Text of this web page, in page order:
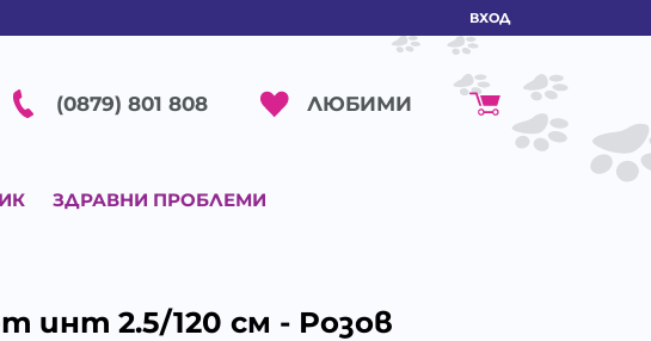
ВХОД
(0879) 801 808 ЛЮБИМИ
ЗДРАВНИ ПРОБЛЕМИ
инт 2.5/120 см - Розов